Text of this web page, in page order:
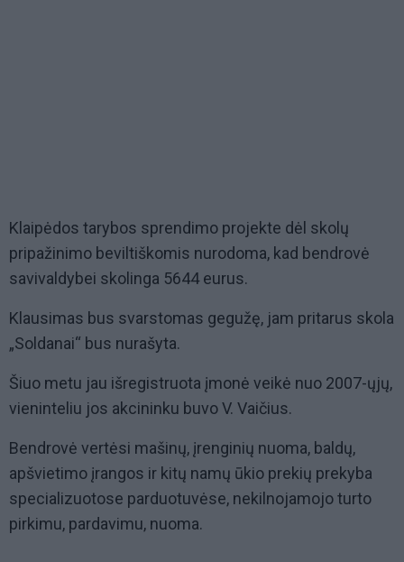
Klaipėdos tarybos sprendimo projekte dėl skolų
pripažinimo beviltiškomis nurodoma, kad bendrovė
savivaldybei skolinga 5644 eurus.
Klausimas bus svarstomas gegužę, jam pritarus skola
„Soldanai“ bus nurašyta.
Šiuo metu jau išregistruota įmonė veikė nuo 2007-ųjų,
vieninteliu jos akcininku buvo V. Vaičius.
Bendrovė vertėsi mašinų, įrenginių nuoma, baldų,
apšvietimo įrangos ir kitų namų ūkio prekių prekyba
specializuotose parduotuvėse, nekilnojamojo turto
pirkimu, pardavimu, nuoma.